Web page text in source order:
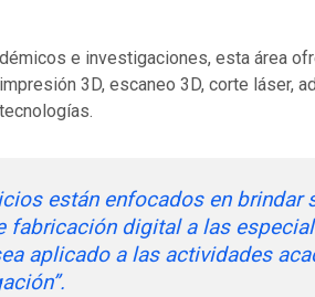
e investigaciones, esta área
3D, escaneo 3D, corte láser,
están enfocados en brindar
fabricación digital a las
aplicado a las actividades